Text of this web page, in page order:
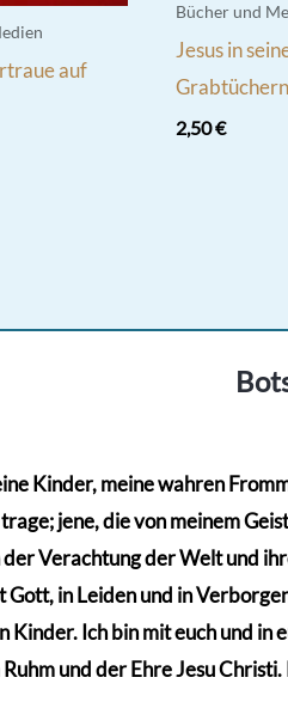
auf
Bücher und
Jesus in
Grabtüchern
2,50€
Kinder, meine wahren
jene, die von meinem
Verachtung der Welt und
Gott, in Leiden und in
Kinder. Ich bin mit euch und in
und der Ehre Jesu